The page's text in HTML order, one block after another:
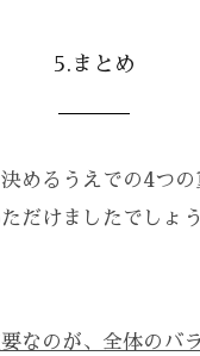
5.まとめ
めるうえでの4つ
だけましたでしょう
なのが、全体のバ